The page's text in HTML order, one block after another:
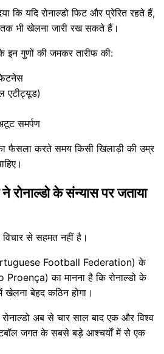
कि यदि रोनाल्डो फिट और प्रेरित रहते हैं,
तक भी खेलना जारी रख सकते हैं।
इन गुणों की जमकर तारीफ की:
एटीट्यूड)
समर्पण
फैसला करते समय किसी खिलाड़ी की उम्र
रोनाल्डो के संन्यास पर जताया
विचार से सहमत नहीं है।
Football Federation) के
Proença) का मानना है कि रोनाल्डो के
खेलना बेहद कठिन होगा।
रोनाल्डो अब से चार साल बाद एक और विश्व
जगत के सबसे बड़े आश्चर्यों में से एक